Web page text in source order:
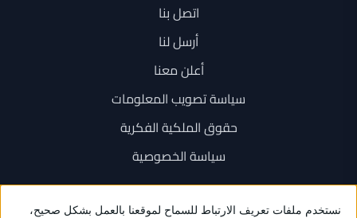
اتصل بنا
أرسل لنا
أعلن معنا
سياسة تصويب المعلومات
حقوق الملكية الفكرية
سياسة الخصوصية
اتصل بنا